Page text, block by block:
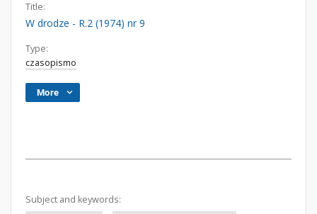
Title:
W drodze - R.2 (1974) nr 9
Type:
czasopismo
More
Subject and keywords: